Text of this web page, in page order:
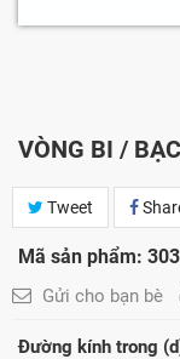
VÒNG BI /
Tweet
Mã sản phẩm:
Gửi cho bạn bè
Đường kính trong